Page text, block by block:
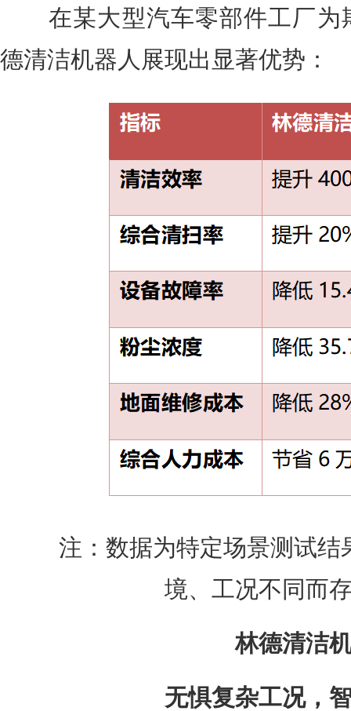
在某大型汽车零部件工厂为
德清洁机器人展现出显著优势：
注：数据为特定场景测试结
境、工况不同而
林德清洁
无惧复杂工况，智